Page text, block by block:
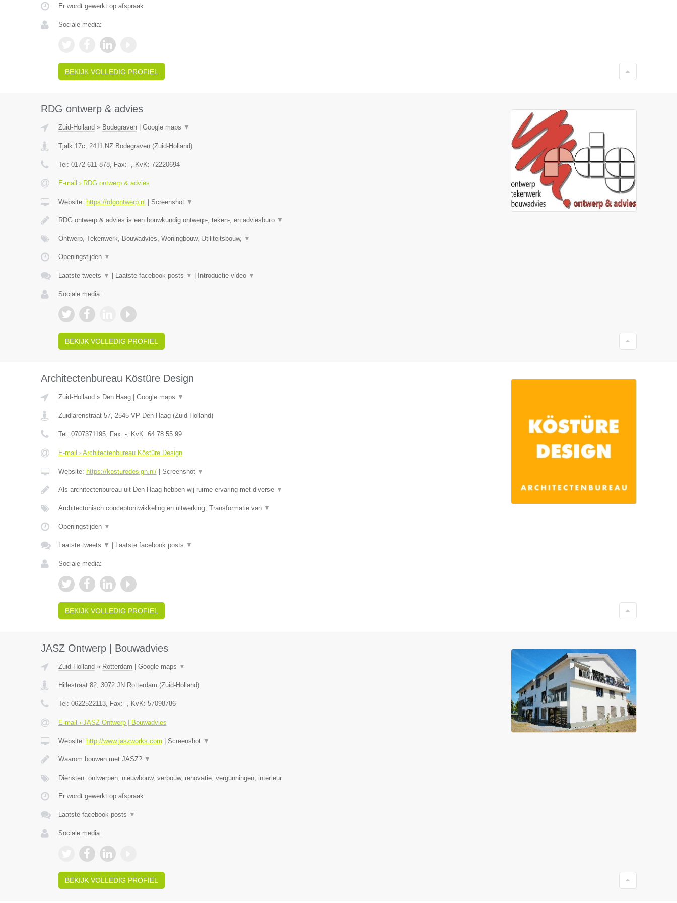
Er wordt gewerkt op afspraak.
Sociale media:
BEKIJK VOLLEDIG PROFIEL
RDG ontwerp & advies
Zuid-Holland » Bodegraven| Google maps ▼
Tjalk 17c, 2411 NZ Bodegraven(Zuid-Holland)
Tel: 0172 611 878, Fax: -, KvK: 72220694
E-mail › RDG ontwerp & advies
Website: https://rdgontwerp.nl Screenshot ▼
RDG ontwerp & advies is een bouwkundig ontwerp-, teken-, en adviesburo ▼
Ontwerp, Tekenwerk, Bouwadvies, Woningbouw, Utiliteitsbouw, ▼
Openingstijden ▼
Laatste tweets ▼ Laatste facebook posts ▼ Introductie video ▼
Sociale media:
BEKIJK VOLLEDIG PROFIEL
Architectenbureau Köstüre Design
Zuid-Holland » Den Haag| Google maps ▼
Zuidlarenstraat 57, 2545 VP Den Haag(Zuid-Holland)
Tel: 0707371195, Fax: -, KvK: 64 78 55 99
E-mail › Architectenbureau Köstüre Design
Website: https://kosturedesign.nl/| Screenshot ▼
Als architectenbureau uit Den Haag hebben wij ruime ervaring met diverse ▼
Architectonisch conceptontwikkeling en uitwerking, Transformatie van ▼
Openingstijden ▼
Laatste tweets ▼ Laatste facebook posts ▼
Sociale media:
BEKIJK VOLLEDIG PROFIEL
JASZ Ontwerp | Bouwadvies
Zuid-Holland » Rotterdam Google maps ▼
Hillestraat 82, 3072 JN Rotterdam (Zuid-Holland)
Tel: 0622522113, Fax: -, KvK: 57098786
E-mail › JASZ Ontwerp | Bouwadvies
Website: http://www.jaszworks.com Screenshot ▼
Waarom bouwen met JASZ? ▼
Diensten: ontwerpen, nieuwbouw, verbouw, renovatie, vergunningen, interieur
Er wordt gewerkt op afspraak.
Laatste facebook posts ▼
Sociale media:
BEKIJK VOLLEDIG PROFIEL